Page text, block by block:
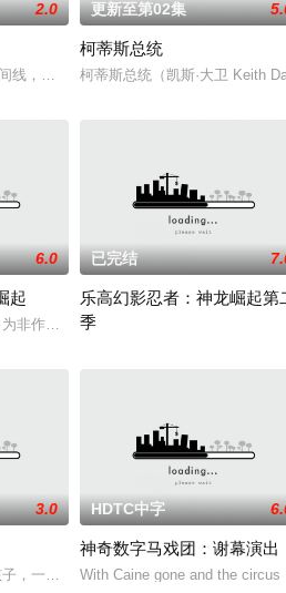
2.0
线，从过去，到未来，而他们将在最脆弱
更新至第02集
柯蒂斯总统
柯蒂斯总统（凯斯·大卫 Keith
动物。在北极应对雷暴，助丽色凤头燕鸥
邦妮的成长脚步，共同迎接数字时代下
6.0
起
非作歹，两个来自不同世界的少年用他们
已完结
乐高幻影忍者：神龙崛起第
季
sets off in ques
3.0
，一道魔幻之门，一个故事世界——托比
HDTC中字
神奇数字马戏团：谢幕演出
With Caine gone and the